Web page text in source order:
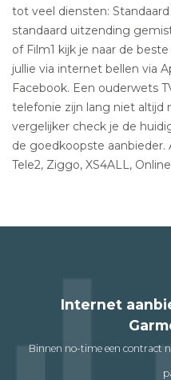
tot veel diensten:
standaard uitzending
of Film1 kijk je naar de
jullie via internet bellen via
Facebook. Een ouderwets
telefonie zijn lang niet altijd
vergelijker check je de
de goedkoopste aanbieder.
Tele2, Ziggo, XS4ALL,
Internet
Binnen no-time een contract